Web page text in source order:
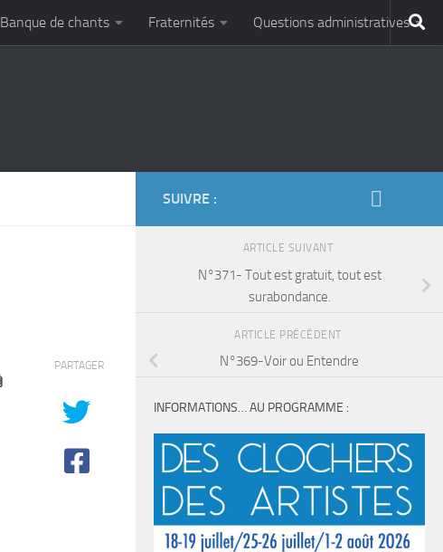
Banque de chants Fraternités Questions administratives
PARTAGER
SUIVRE :
ARTICLE SUIVANT
N°371- Tout est gratuit, tout est
surabondance.
ARTICLE PRÉCÉDENT
N°369-Voir ou Entendre
INFORMATIONS… AU PROGRAMME :